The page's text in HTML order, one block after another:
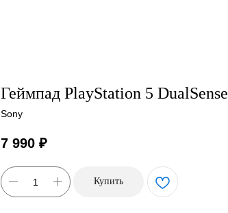
Геймпад PlayStation 5 DualSense
Sony
7 990 ₽
Купить